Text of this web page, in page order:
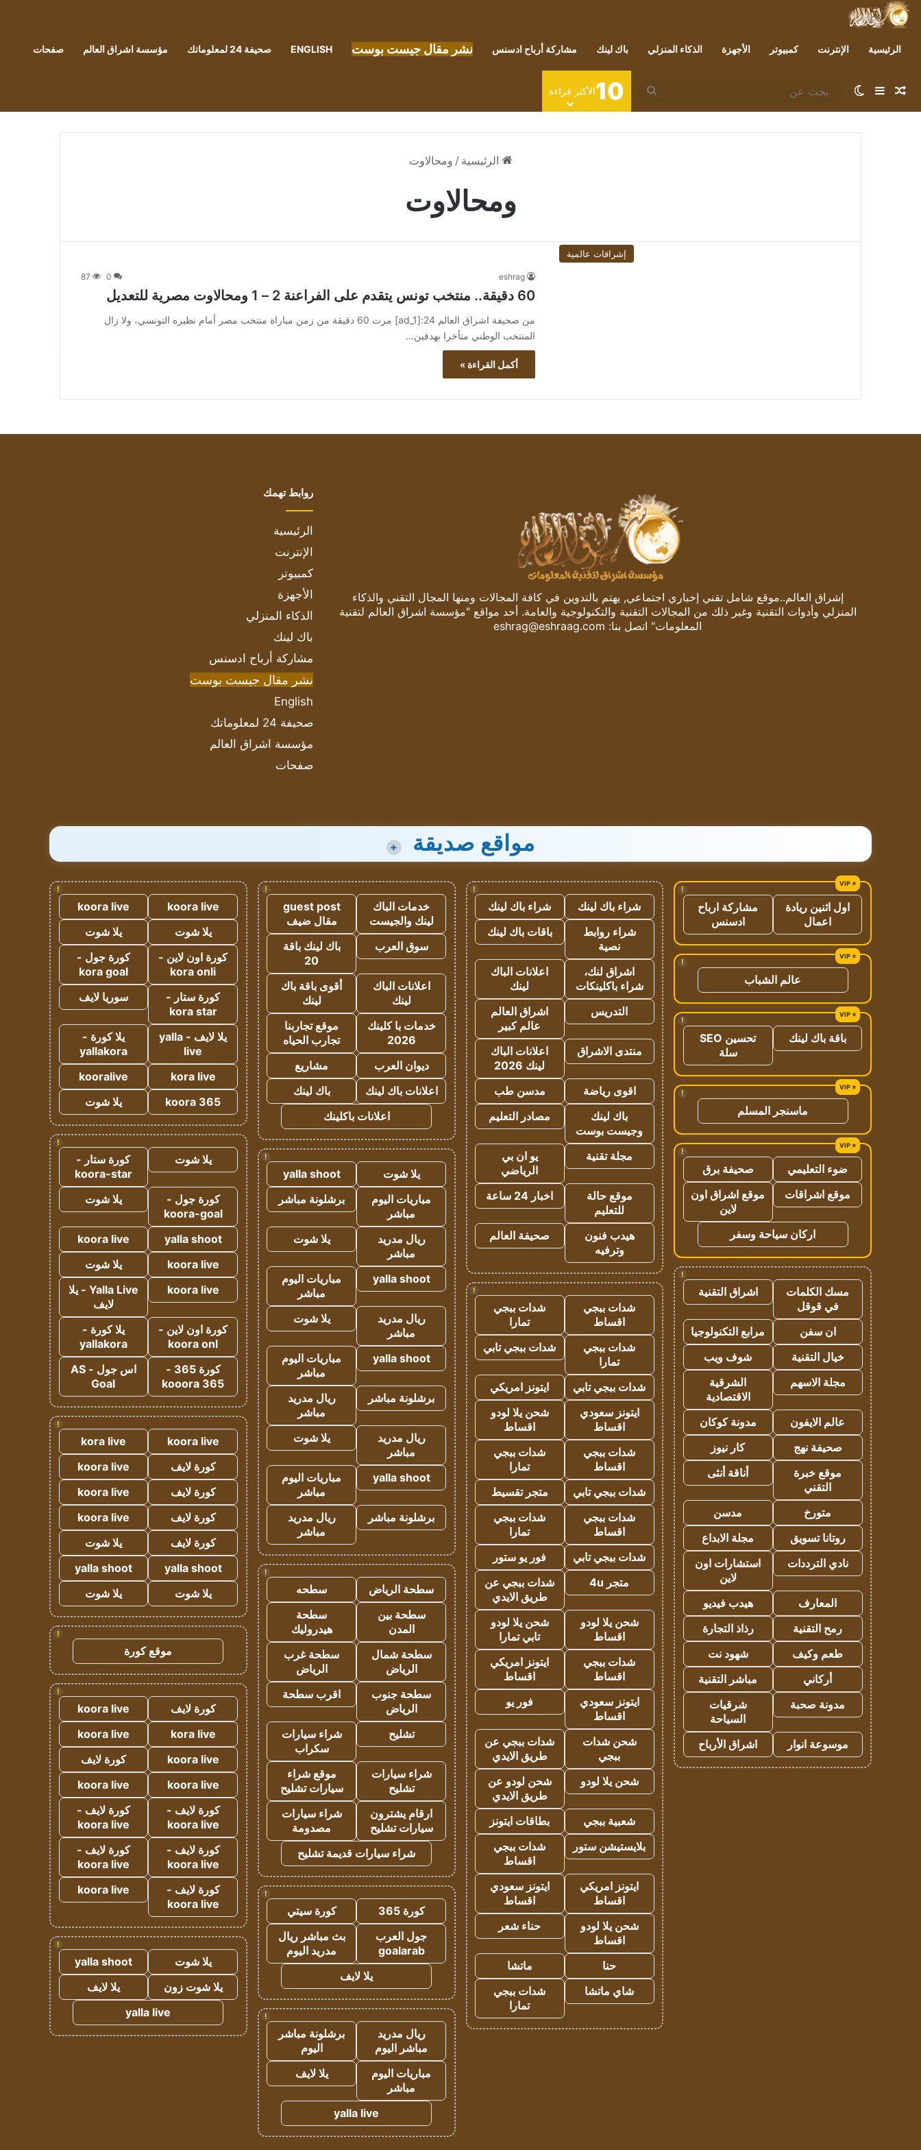
الرئيسية الإنترنت كمبيوتر الأجهزة الذكاء المنزلي باك لينك مشاركة أرباح ادسنس نشر مقال جيست بوست ENGLISH صحيفة 24 لمعلوماتك مؤسسة اشراق العالم صفحات
مقال عشوائي
إضافة عمود جانبي
الوضع المظلم
بحث
عن
10الأكثر قراءة
الرئيسية / ومحالاوت
ومحالاوت
إشراقات عالمية
eshrag
0
87
60 دقيقة.. منتخب تونس يتقدم على الفراعنة 2 – 1 ومحالاوت مصرية للتعديل
من صحيفة اشراق العالم 24:[ad_1] مرت 60 دقيقة من زمن مباراة منتخب مصر أمام نظيره التونسي، ولا زال
المنتخب الوطني متأخرا بهدفين…
أكمل القراءة »
إشراق العالم..موقع شامل تقني إخباري اجتماعي, يهتم بالتدوين في كافة المجالات ومنها المجال التقني والذكاء
المنزلي وأدوات التقنية وغير ذلك من المجالات التقنية والتكنولوجية والعامة. أحد مواقع "مؤسسة اشراق العالم لتقنية
المعلومات" اتصل بنا: eshrag@eshraag.com
روابط تهمك
الرئيسية
الإنترنت
كمبيوتر
الأجهزة
الذكاء المنزلي
باك لينك
مشاركة أرباح ادسنس
نشر مقال جيست بوست
English
صحيفة 24 لمعلوماتك
مؤسسة اشراق العالم
صفحات
مواقع صديقة +
!
اول اثنين ريادة
اعمال
مشاركة ارباح
ادسنس
!
عالم الشباب
!
باقة باك لينك
تحسين SEO
سلة
!
ماسنجر المسلم
!
ضوء التعليمي
صحيفة برق
موقع اشراقات
موقع اشراق اون
لاين
اركان سياحة وسفر
!
مسك الكلمات
في قوقل
اشراق التقنية
ان سفن
مرابع التكنولوجيا
خيال التقنية
شوف ويب
مجلة الاسهم
الشرقية
الاقتصادية
عالم الايفون
مدونة كوكان
صحيفة نهج
كار نيوز
موقع خبرة
التقني
أناقة أنثى
متورخ
مدسن
روتانا تسويق
مجلة الابداع
نادي الترددات
استشارات اون
لاين
المعارف
هيدب فيديو
رمح التقنية
رذاذ التجارة
طعم وكيف
شهود نت
أركاني
مباشر التقنية
مدونة صحبة
شرقيات
السياحة
موسوعة انوار
اشراق الأرباح
!
شراء باك لينك
شراء باك لينك
شراء روابط
نصية
باقات باك لينك
اشراق لنك،
شراء باكلينكات
اعلانات الباك
لينك
التدريس
اشراق العالم
عالم كبير
منتدى الاشراق
اعلانات الباك
لينك 2026
اقوى رياضة
مدسن طب
باك لينك
وجيست بوست
مصادر التعليم
مجلة تقنية
يو ان بي
الرياضي
موقع حالة
للتعليم
اخبار 24 ساعة
هيدب فنون
وترفيه
صحيفة العالم
!
شدات ببجي
اقساط
شدات ببجي
تمارا
شدات ببجي
تمارا
شدات ببجي تابي
شدات ببجي تابي
ايتونز امريكي
ايتونز سعودي
اقساط
شحن يلا لودو
اقساط
شدات ببجي
اقساط
شدات ببجي
تمارا
شدات ببجي تابي
متجر تقسيط
شدات ببجي
اقساط
شدات ببجي
تمارا
شدات ببجي تابي
فور يو ستور
متجر 4u
شدات ببجي عن
طريق الايدي
شحن يلا لودو
اقساط
شحن يلا لودو
تابي تمارا
شدات ببجي
اقساط
ايتونز امريكي
اقساط
ايتونز سعودي
اقساط
فور يو
شحن شدات
ببجي
شدات ببجي عن
طريق الايدي
شحن يلا لودو
شحن لودو عن
طريق الايدي
شعبية ببجي
بطاقات ايتونز
بلايستيشن ستور
شدات ببجي
اقساط
ايتونز امريكي
اقساط
ايتونز سعودي
اقساط
شحن يلا لودو
اقساط
حناء شعر
حنا
ماتشا
شاي ماتشا
شدات ببجي
تمارا
!
خدمات الباك
لينك والجيست
guest post
مقال ضيف
سوق العرب
باك لينك باقة
20
اعلانات الباك
لينك
أقوى باقة باك
لينك
خدمات با كلينك
2026
موقع تجاربنا
تجارب الحياه
ديوان العرب
مشاريع
اعلانات باك لينك
باك لينك
اعلانات باكلينك
!
يلا شوت
yalla shoot
مباريات اليوم
مباشر
برشلونة مباشر
ريال مدريد
مباشر
يلا شوت
yalla shoot
مباريات اليوم
مباشر
ريال مدريد
مباشر
يلا شوت
yalla shoot
مباريات اليوم
مباشر
برشلونة مباشر
ريال مدريد
مباشر
ريال مدريد
مباشر
يلا شوت
yalla shoot
مباريات اليوم
مباشر
برشلونة مباشر
ريال مدريد
مباشر
!
سطحة الرياض
سطحه
سطحة بين
المدن
سطحة
هيدروليك
سطحة شمال
الرياض
سطحة غرب
الرياض
سطحة جنوب
الرياض
اقرب سطحة
تشليح
شراء سيارات
سكراب
شراء سيارات
تشليح
موقع شراء
سيارات تشليح
ارقام يشترون
سيارات تشليح
شراء سيارات
مصدومة
شراء سيارات قديمة تشليح
!
كورة 365
كورة سيتي
جول العرب
goalarab
بث مباشر ريال
مدريد اليوم
يلا لايف
!
ريال مدريد
مباشر اليوم
برشلونة مباشر
اليوم
مباريات اليوم
مباشر
يلا لايف
yalla live
!
koora live
koora live
يلا شوت
يلا شوت
كورة اون لاين -
kora onli
كورة جول -
kora goal
كورة ستار -
kora star
سوريا لايف
يلا لايف - yalla
live
يلا كورة -
yallakora
kora live
kooralive
koora 365
يلا شوت
!
يلا شوت
كورة ستار -
koora-star
كورة جول -
koora-goal
يلا شوت
yalla shoot
koora live
koora live
يلا شوت
koora live
Yalla Live - يلا
لايف
كورة اون لاين -
koora onl
يلا كورة -
yallakora
كورة 365 -
kooora 365
اس جول - AS
Goal
!
koora live
kora live
كورة لايف
koora live
كورة لايف
koora live
كورة لايف
koora live
كورة لايف
يلا شوت
yalla shoot
yalla shoot
يلا شوت
يلا شوت
!
موقع كورة
!
كورة لايف
koora live
kora live
koora live
koora live
كورة لايف
koora live
koora live
كورة لايف -
koora live
كورة لايف -
koora live
كورة لايف -
koora live
كورة لايف -
koora live
كورة لايف -
koora live
koora live
!
يلا شوت
yalla shoot
يلا شوت زون
يلا لايف
yalla live